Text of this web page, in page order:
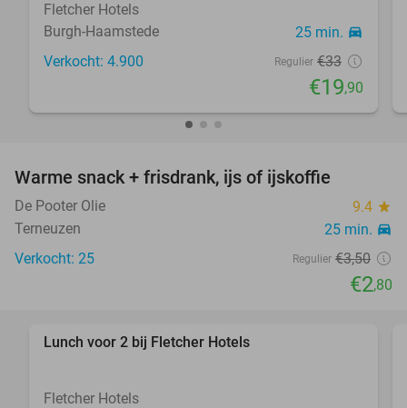
Fletcher Hotels
Burgh-Haamstede
25 min. directions_car
Verkocht: 4.900 Regulier €33
€19,90
Warme snack + frisdrank, ijs of ijskoffie
De Pooter Olie 9.4 star
Terneuzen 25 min. directions_car
Verkocht: 25 Regulier €3,50
€2,80
Lunch voor 2 bij Fletcher Hotels
Fletcher Hotels